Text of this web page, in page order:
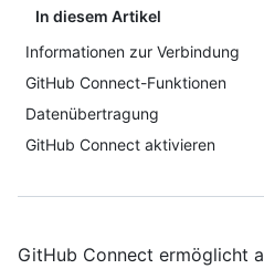
In diesem Artikel
Informationen zur Verbindung
GitHub Connect-Funktionen
Datenübertragung
GitHub Connect aktivieren
GitHub Connect ermöglicht